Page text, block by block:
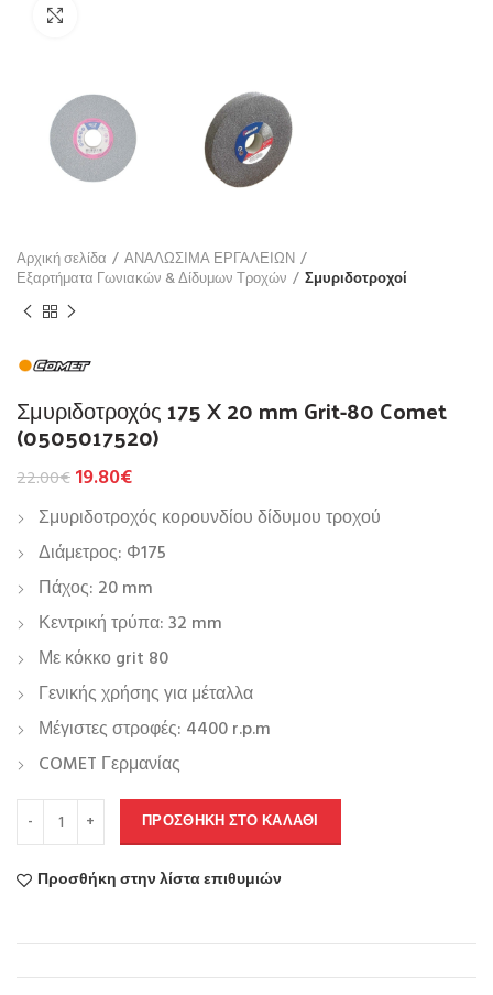
Αρχική σελίδα
ΑΝΑΛΩΣΙΜΑ ΕΡΓΑΛΕΙΩΝ
Εξαρτήματα Γωνιακών & Δίδυμων Τροχών
Σμυριδοτροχοί
Σμυριδοτροχός 175 X 20 mm Grit-80 Comet
(0505017520)
22.00€19.80€
Σμυριδοτροχός κορουνδίου δίδυμου τροχού
Διάμετρος: Φ175
Πάχος: 20 mm
Κεντρική τρύπα: 32 mm
Με κόκκο grit 80
Γενικής χρήσης για μέταλλα
Μέγιστες στροφές: 4400 r.p.m
COMET Γερμανίας
ΠΡΟΣΘΉΚΗ ΣΤΟ ΚΑΛΆΘΙ
Προσθήκη στην λίστα επιθυμιών